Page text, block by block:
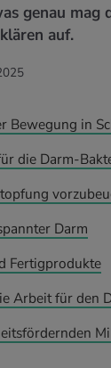
genau mag
auf.
Bewegung in
die Darm-
Darm
Fertigprodukte
Arbeit für den